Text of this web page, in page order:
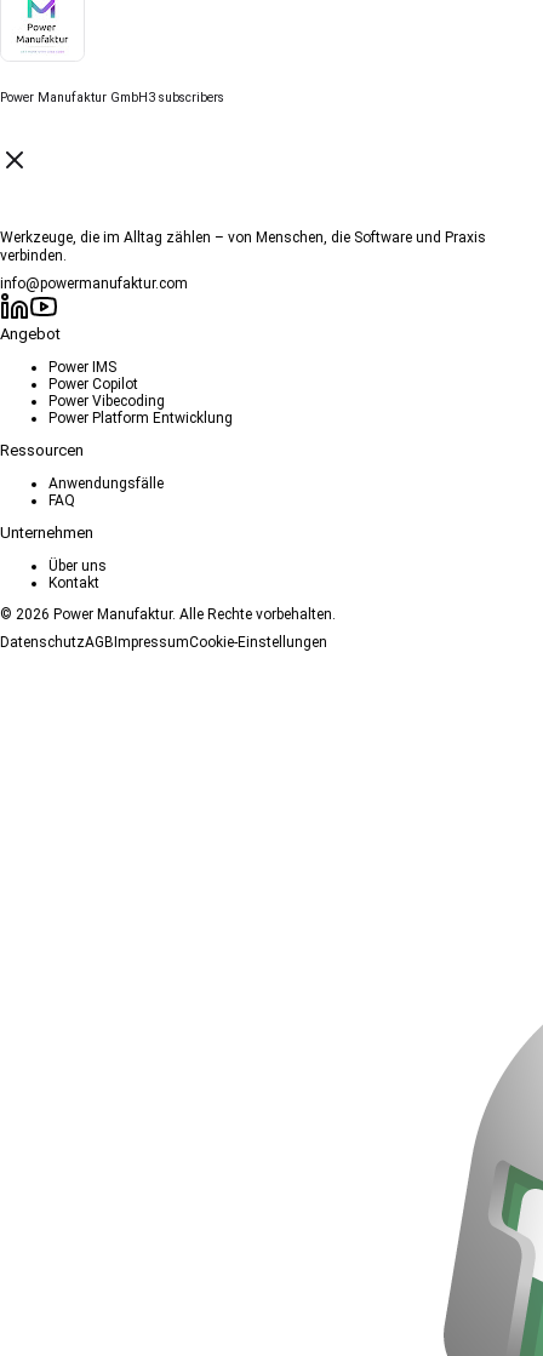
Power Manufaktur GmbH3 subscribers
Werkzeuge, die im Alltag zählen – von Menschen, die Software und Praxis
verbinden.
info@powermanufaktur.com
Angebot
Power IMS
Power Copilot
Power Vibecoding
Power Platform Entwicklung
Ressourcen
Anwendungsfälle
FAQ
Unternehmen
Über uns
Kontakt
© 2026 Power Manufaktur. Alle Rechte vorbehalten.
DatenschutzAGBImpressumCookie-Einstellungen